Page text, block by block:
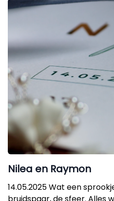
Nilea en Raymon
14.05.2025 Wat een